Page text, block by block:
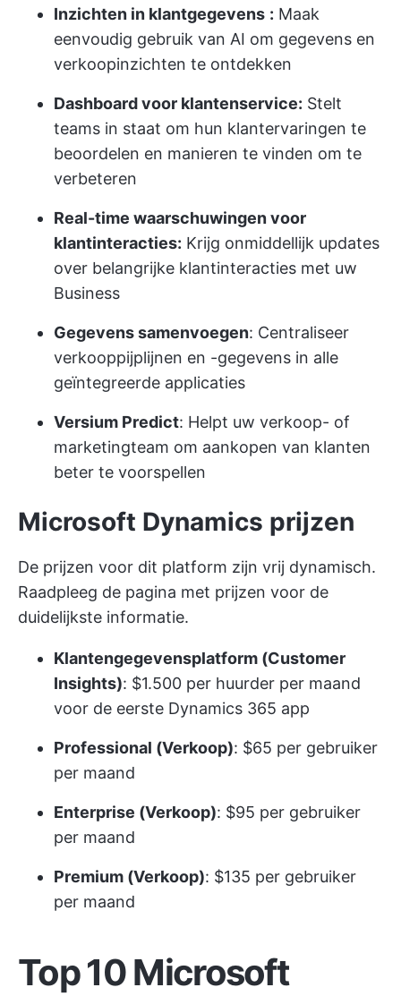
Inzichten in klantgegevens : Maak
eenvoudig gebruik van AI om gegevens en
verkoopinzichten te ontdekken
Dashboard voor klantenservice: Stelt
teams in staat om hun klantervaringen te
beoordelen en manieren te vinden om te
verbeteren
Real-time waarschuwingen voor
klantinteracties: Krijg onmiddellijk updates
over belangrijke klantinteracties met uw
Business
Gegevens samenvoegen: Centraliseer
verkooppijplijnen en -gegevens in alle
geïntegreerde applicaties
Versium Predict: Helpt uw verkoop- of
marketingteam om aankopen van klanten
beter te voorspellen
Microsoft Dynamics prijzen
De prijzen voor dit platform zijn vrij dynamisch.
Raadpleeg de pagina met prijzen voor de
duidelijkste informatie.
Klantengegevensplatform (Customer
Insights): $1.500 per huurder per maand
voor de eerste Dynamics 365 app
Professional (Verkoop): $65 per gebruiker
per maand
Enterprise (Verkoop): $95 per gebruiker
per maand
Premium (Verkoop): $135 per gebruiker
per maand
Top 10 Microsoft